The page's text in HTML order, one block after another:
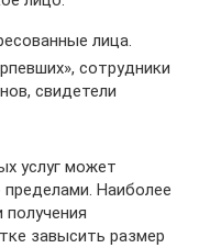
лица.
сотрудники
свидетели
услуг может
Наиболее
завысить размер